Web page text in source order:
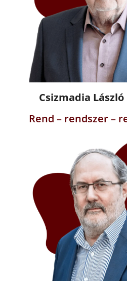
Csizmadia László
Rend – rendszer –